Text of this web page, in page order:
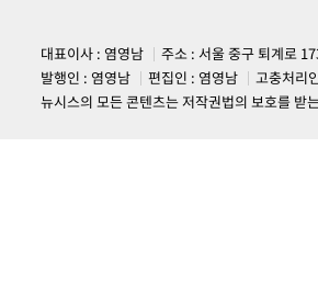
대표이사 : 염영남
주소 : 서울 중구 퇴계로
발행인 : 염영남
편집인 : 염영남
고충처리
뉴시스의 모든 콘텐츠는 저작권법의 보호를